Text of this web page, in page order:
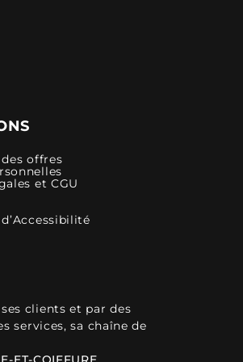
offres
et CGU
clients et par des
services, sa chaîne de